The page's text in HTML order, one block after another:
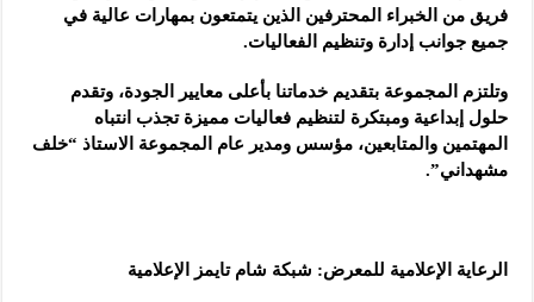
فريق من الخبراء المحترفين الذين يتمتعون بمهارات عالية في
جميع جوانب إدارة وتنظيم الفعاليات.
وتلتزم المجموعة بتقديم خدماتنا بأعلى معايير الجودة، وتقدم
حلول إبداعية ومبتكرة لتنظيم فعاليات مميزة تجذب انتباه
المهتمين والمتابعين، مؤسس ومدير عام المجموعة الاستاذ “خلف
مشهداني”.
الرعاية الإعلامية للمعرض: شبكة شام تايمز الإعلامية